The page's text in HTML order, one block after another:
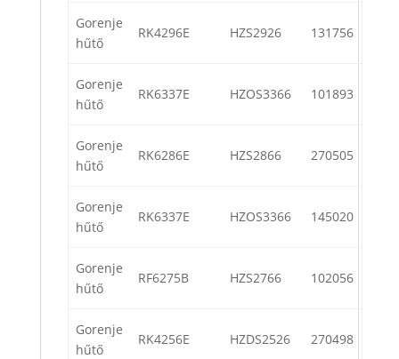
Gorenje
hűtő
RK4296E HZS2926 131756
Gorenje
hűtő
RK6337E HZOS3366 101893
Gorenje
hűtő
RK6286E HZS2866 270505
Gorenje
hűtő
RK6337E HZOS3366 145020
Gorenje
hűtő
RF6275B HZS2766 102056
Gorenje
hűtő
RK4256E HZDS2526 270498